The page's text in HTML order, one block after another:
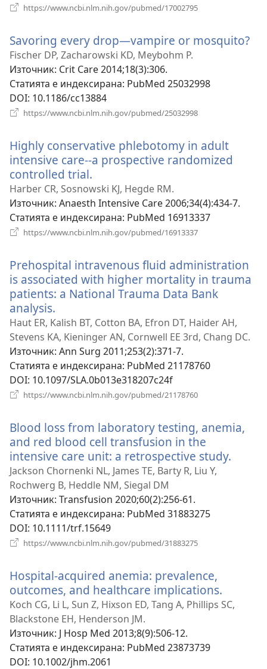
https://www.ncbi.nlm.nih.gov/pubmed/17002795
Savoring every drop—vampire or mosquito?
Fischer DP, Zacharowski KD, Meybohm P.
Източник‎: Crit Care 2014;18(3):306.
Статията е индексирана‎: PubMed 25032998
DOI‎: 10.1186/cc13884
https://www.ncbi.nlm.nih.gov/pubmed/25032998
Highly conservative phlebotomy in adult
intensive care--a prospective randomized
controlled trial.
нов
прозорец)
Harber CR, Sosnowski KJ, Hegde RM.
Източник‎: Anaesth Intensive Care 2006;34(4):434-7.
Статията е индексирана‎: PubMed 16913337
https://www.ncbi.nlm.nih.gov/pubmed/16913337
Prehospital intravenous fluid administration
is associated with higher mortality in trauma
patients: a National Trauma Data Bank
analysis.
нов
прозорец)
Haut ER, Kalish BT, Cotton BA, Efron DT, Haider AH,
Stevens KA, Kieninger AN, Cornwell EE 3rd, Chang DC.
Източник‎: Ann Surg 2011;253(2):371-7.
Статията е индексирана‎: PubMed 21178760
DOI‎: 10.1097/SLA.0b013e318207c24f
https://www.ncbi.nlm.nih.gov/pubmed/21178760
Blood loss from laboratory testing, anemia,
and red blood cell transfusion in the
intensive care unit: a retrospective study.
Jackson Chornenki NL, James TE, Barty R, Liu Y,
Rochwerg B, Heddle NM, Siegal DM
Източник‎: Transfusion 2020;60(2):256-61.
Статията е индексирана‎: PubMed 31883275
DOI‎: 10.1111/trf.15649
https://www.ncbi.nlm.nih.gov/pubmed/31883275
Hospital-acquired anemia: prevalence,
outcomes, and healthcare implications.
нов
Koch CG, Li L, Sun Z, Hixson ED, Tang A, Phillips SC,
Blackstone EH, Henderson JM.
Източник‎: J Hosp Med 2013;8(9):506-12.
Статията е индексирана‎: PubMed 23873739
DOI‎: 10.1002/jhm.2061